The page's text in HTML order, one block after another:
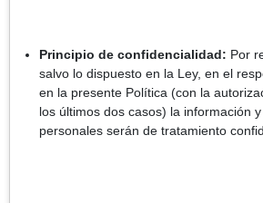
Principio de confidencialidad: Por
salvo lo dispuesto en la Ley, en el
en la presente Política (con la
los últimos dos casos) la información
personales serán de tratamiento